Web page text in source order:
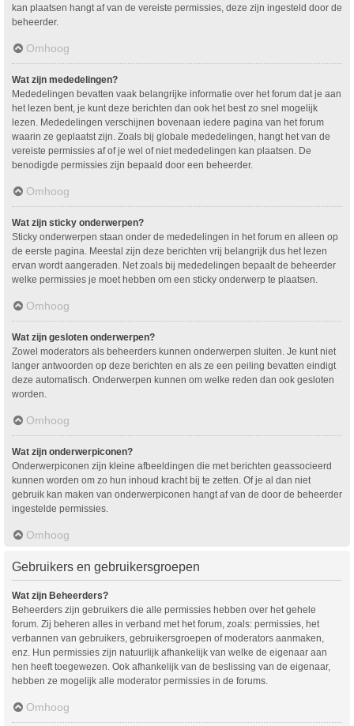
kan plaatsen hangt af van de vereiste permissies, deze zijn ingesteld door de
beheerder.
Omhoog
Wat zijn mededelingen?
Mededelingen bevatten vaak belangrijke informatie over het forum dat je aan
het lezen bent, je kunt deze berichten dan ook het best zo snel mogelijk
lezen. Mededelingen verschijnen bovenaan iedere pagina van het forum
waarin ze geplaatst zijn. Zoals bij globale mededelingen, hangt het van de
vereiste permissies af of je wel of niet mededelingen kan plaatsen. De
benodigde permissies zijn bepaald door een beheerder.
Omhoog
Wat zijn sticky onderwerpen?
Sticky onderwerpen staan onder de mededelingen in het forum en alleen op
de eerste pagina. Meestal zijn deze berichten vrij belangrijk dus het lezen
ervan wordt aangeraden. Net zoals bij mededelingen bepaalt de beheerder
welke permissies je moet hebben om een sticky onderwerp te plaatsen.
Omhoog
Wat zijn gesloten onderwerpen?
Zowel moderators als beheerders kunnen onderwerpen sluiten. Je kunt niet
langer antwoorden op deze berichten en als ze een peiling bevatten eindigt
deze automatisch. Onderwerpen kunnen om welke reden dan ook gesloten
worden.
Omhoog
Wat zijn onderwerpiconen?
Onderwerpiconen zijn kleine afbeeldingen die met berichten geassocieerd
kunnen worden om zo hun inhoud kracht bij te zetten. Of je al dan niet
gebruik kan maken van onderwerpiconen hangt af van de door de beheerder
ingestelde permissies.
Omhoog
Gebruikers en gebruikersgroepen
Wat zijn Beheerders?
Beheerders zijn gebruikers die alle permissies hebben over het gehele
forum. Zij beheren alles in verband met het forum, zoals: permissies, het
verbannen van gebruikers, gebruikersgroepen of moderators aanmaken,
enz. Hun permissies zijn natuurlijk afhankelijk van welke de eigenaar aan
hen heeft toegewezen. Ook afhankelijk van de beslissing van de eigenaar,
hebben ze mogelijk alle moderator permissies in de forums.
Omhoog